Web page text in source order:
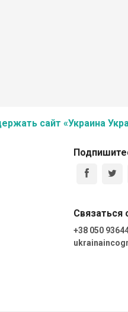
сайт «Украина
Связаться
+38 050